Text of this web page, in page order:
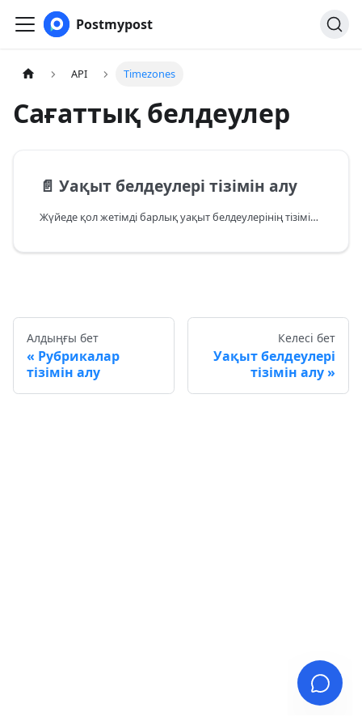
Postmypost
API Timezones
Сағаттық белдеулер
📄️ Уақыт белдеулері тізімін алу
Жүйеде қол жетімді барлық уақыт белдеулерінің тізімін алу.
Алдыңғы бет
Рубрикалар
тізімін алу
Келесі бет
Уақыт белдеулері
тізімін алу